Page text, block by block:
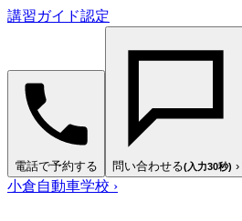
講習ガイド認定
電話で予約する 問い合わせる(入力30秒) ›
小倉自動車学校 ›